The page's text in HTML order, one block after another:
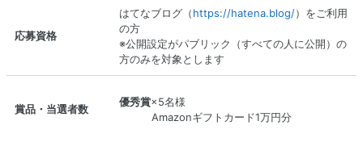
応募資格
はてなブログ（https://hatena.blog/）をご利用
の方
※公開設定がパブリック（すべての人に公開）の
方のみを対象とします
賞品・当選者数
優秀賞×5名様
Amazonギフトカード1万円分